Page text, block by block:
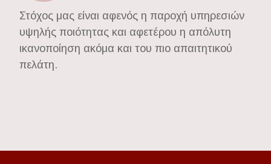
Στόχος μας είναι αφενός η παροχή υπηρεσιών
υψηλής ποιότητας και αφετέρου η απόλυτη
ικανοποίηση ακόμα και του πιο απαιτητικού
πελάτη.